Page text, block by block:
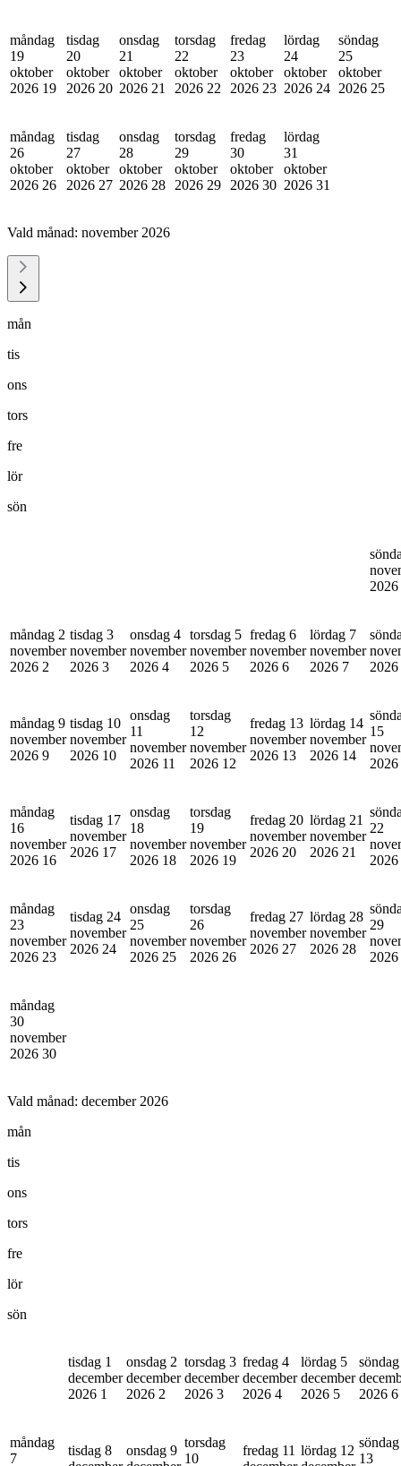
måndag
19
oktober
2026 19
tisdag
20
oktober
2026 20
onsdag
21
oktober
2026 21
torsdag
22
oktober
2026 22
fredag
23
oktober
2026 23
lördag
24
oktober
2026 24
söndag
25
oktober
2026 25
måndag
26
oktober
2026 26
tisdag
27
oktober
2026 27
onsdag
28
oktober
2026 28
torsdag
29
oktober
2026 29
fredag
30
oktober
2026 30
lördag
31
oktober
2026 31
Vald månad: november 2026
mån
tis
ons
tors
fre
lör
sön
2026
måndag 2
november
2026 2
tisdag 3
november
2026 3
onsdag 4
november
2026 4
torsdag 5
november
2026 5
fredag 6
november
2026 6
lördag 7
november
2026 7
2026
måndag 9
november
2026 9
tisdag 10
november
2026 10
onsdag
11
november
2026 11
torsdag
12
november
2026 12
fredag 13
november
2026 13
lördag 14
november
2026 14
15
2026
måndag
16
november
2026 16
tisdag 17
november
2026 17
onsdag
18
november
2026 18
torsdag
19
november
2026 19
fredag 20
november
2026 20
lördag 21
november
2026 21
22
2026
måndag
23
november
2026 23
tisdag 24
november
2026 24
onsdag
25
november
2026 25
torsdag
26
november
2026 26
fredag 27
november
2026 27
lördag 28
november
2026 28
29
2026
måndag
30
november
2026 30
Vald månad: december 2026
mån
tis
ons
tors
fre
lör
sön
tisdag 1
december
2026 1
onsdag 2
december
2026 2
torsdag 3
december
2026 3
fredag 4
december
2026 4
lördag 5
december
2026 5
2026 6
måndag
7
tisdag 8
onsdag 9
torsdag
10
fredag 11 lördag 12
söndag
13